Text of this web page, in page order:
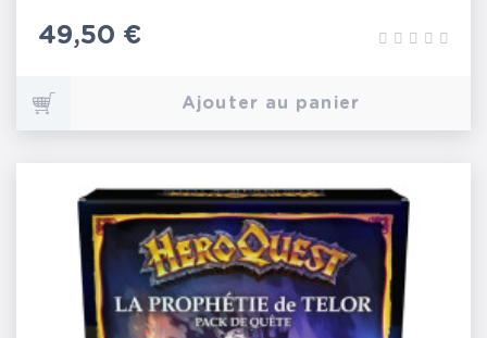
Prix
49,50 €
Ajouter au panier